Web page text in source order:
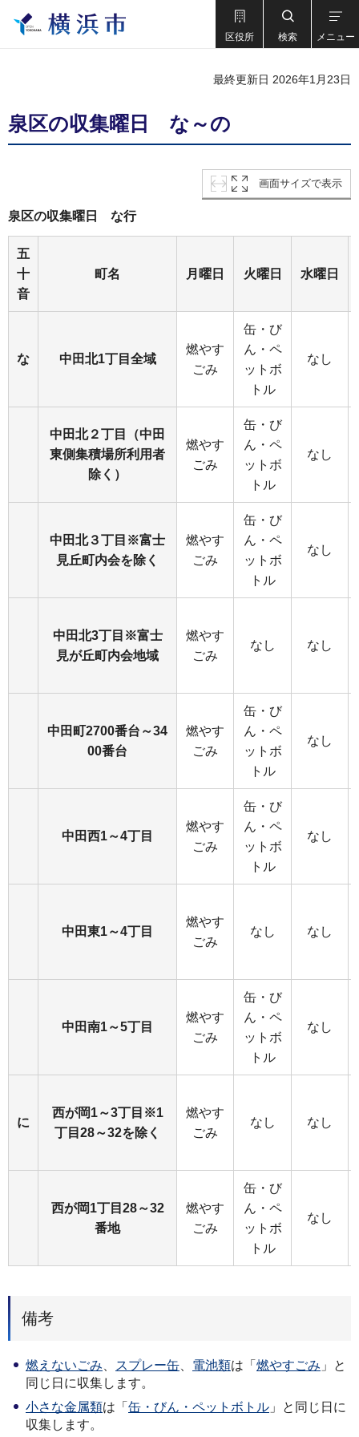
区役所 検索 メニュー
最終更新日 2026年1月23日
泉区の収集曜日 な～の
画面サイズで表示
泉区の収集曜日 な行
五
十
音
町名 月曜日 火曜日 水曜日
な 中田北1丁目全域
燃やす
ごみ
缶・び
ん・ペ
ットボ
トル
なし
中田北２丁目（中田
東側集積場所利用者
除く）
燃やす
ごみ
缶・び
ん・ペ
ットボ
トル
なし
中田北３丁目※富士
見丘町内会を除く
燃やす
ごみ
缶・び
ん・ペ
ットボ
トル
なし
中田北3丁目※富士
見が丘町内会地域
燃やす
ごみ
なし なし
中田町2700番台～34
00番台
燃やす
ごみ
缶・び
ん・ペ
ットボ
トル
なし
中田西1～4丁目
燃やす
ごみ
缶・び
ん・ペ
ットボ
トル
なし
中田東1～4丁目
燃やす
ごみ
なし なし
中田南1～5丁目
燃やす
ごみ
缶・び
ん・ペ
ットボ
トル
なし
に
西が岡1～3丁目※1
丁目28～32を除く
燃やす
ごみ
なし なし
西が岡1丁目28～32
番地
燃やす
ごみ
缶・び
ん・ペ
ットボ
トル
なし
備考
燃えないごみ スプレー缶 電池類は「 燃やすごみ 」と
同じ日に収集します。
小さな金属類は「 缶・びん・ペットボトル 」と同じ日に
収集します。